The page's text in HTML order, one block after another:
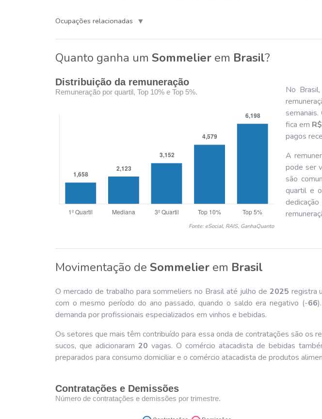
Ocupações relacionadas ▼
Quanto ganha um Sommelier em Brasil?
Distribuição da remuneração
Remuneração por quartil, Top 10% e Top 5%.
Fonte: eSocial, RAIS, GanhaQuanto
No
fica em
pagos
A
pode ser
são
quartil e
Movimentação de Sommelier em Brasil
O mercado de trabalho para sommeliers no Brasil até julho de 2025 registra
com o mesmo período do ano passado, quando o saldo era negativo (-66
demanda por profissionais especializados em vinhos e bebidas.
Os setores que mais têm contribuído para essa onda de contratações são os
sucos, que adicionaram 20 vagas. O comércio atacadista de bebidas
preparados para consumo domiciliar e o comércio atacadista de produtos
Contratações e Demissões
Número de contratações e demissões por trimestre.